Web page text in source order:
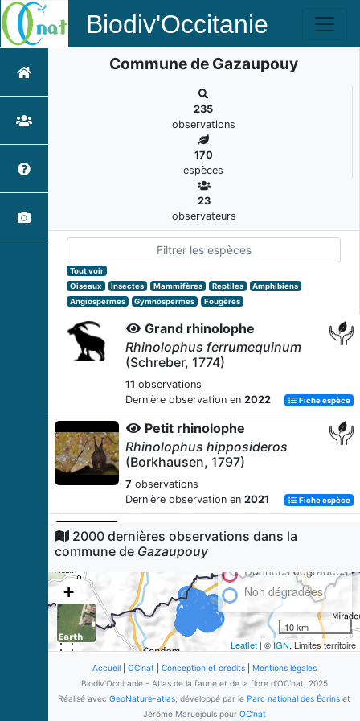
Biodiv'Occitanie
Commune de Gazaupouy
235
observations
170
espèces
23
observateurs
Tout voir
Oiseaux
Insectes Mammifères Reptiles
Amphibiens
Angiospermes
Gymnospermes Fougères
Grand rhinolophe
Rhinolophus ferrumequinum
(Schreber, 1774)
11 observations
Dernière observation en 2022 Fiche espèce
Petit rhinolophe
Rhinolophus hipposideros
(Borkhausen, 1797)
7 observations
Dernière observation en 2021 Fiche espèce
Ragondin
Myocastor coypus
(Molina, 1782)
Dernière observation en
Fiche espèce
Méconème scutigère
Cyrtaspis scutata
(Charpentier,
1825)
5observations
Dernière observation en2023 Fiche espèce
Anacamptide pyramidale
2000 dernières observations dans la
commune de Gazaupouy
+
Données dégradées
Non dégradées
10 km
Leaflet | ©IGN, Limites territoire
Accueil| OC'nat| Conception et crédits| Mentions légales
Biodiv'Occitanie - Atlas de la faune et de la flore d'OC'nat, 2025
Réalisé avec GeoNature-atlas , développé par le Parc national des Écrins et
Jérôme Maruéjouls pour OC'nat